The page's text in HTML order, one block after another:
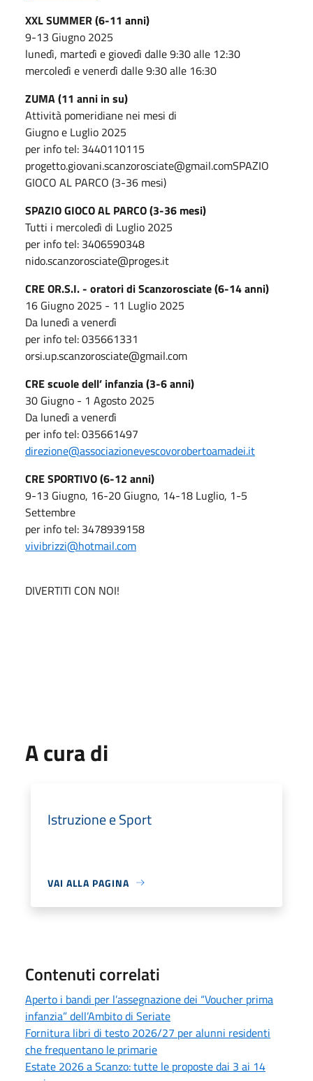
XXL SUMMER (6-11 anni)
9-13 Giugno 2025
lunedì, martedì e giovedì dalle 9:30 alle 12:30
mercoledì e venerdì dalle 9:30 alle 16:30
ZUMA (11 anni in su)
Attività pomeridiane nei mesi di
Giugno e Luglio 2025
per info tel: 3440110115
progetto.giovani.scanzorosciate@gmail.comSPAZIO
GIOCO AL PARCO (3-36 mesi)
SPAZIO GIOCO AL PARCO (3-36 mesi)
Tutti i mercoledì di Luglio 2025
per info tel: 3406590348
nido.scanzorosciate@proges.it
CRE OR.S.I. - oratori di Scanzorosciate (6-14 anni)
16 Giugno 2025 - 11 Luglio 2025
Da lunedì a venerdì
per info tel: 035661331
orsi.up.scanzorosciate@gmail.com
CRE scuole dell’ infanzia (3-6 anni)
30 Giugno - 1 Agosto 2025
Da lunedì a venerdì
per info tel: 035661497
direzione@associazionevescovorobertoamadei.it
CRE SPORTIVO (6-12 anni)
9-13 Giugno, 16-20 Giugno, 14-18 Luglio, 1-5
Settembre
per info tel: 3478939158
vivibrizzi@hotmail.com
DIVERTITI CON NOI!
A cura di
Istruzione e Sport
VAI ALLA PAGINA
Contenuti correlati
Aperto i bandi per l’assegnazione dei “Voucher prima
infanzia” dell’Ambito di Seriate
Fornitura libri di testo 2026/27 per alunni residenti
che frequentano le primarie
Estate 2026 a Scanzo: tutte le proposte dai 3 ai 14